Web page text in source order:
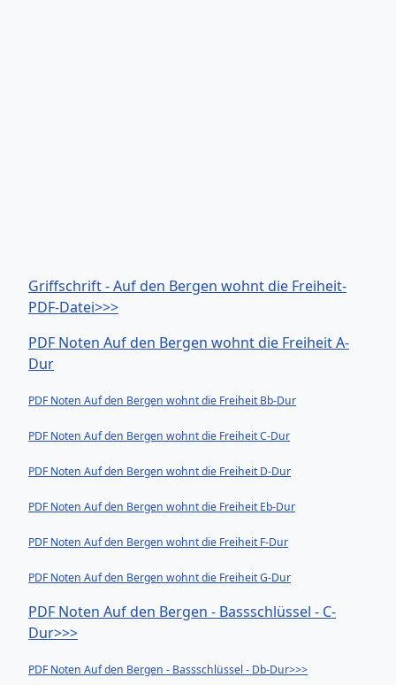
Griffschrift - Auf den Bergen wohnt die Freiheit-
PDF-Datei>>>
PDF Noten Auf den Bergen wohnt die Freiheit A-
Dur
PDF Noten Auf den Bergen wohnt die Freiheit Bb-Dur
PDF Noten Auf den Bergen wohnt die Freiheit C-Dur
PDF Noten Auf den Bergen wohnt die Freiheit D-Dur
PDF Noten Auf den Bergen wohnt die Freiheit Eb-Dur
PDF Noten Auf den Bergen wohnt die Freiheit F-Dur
PDF Noten Auf den Bergen wohnt die Freiheit G-Dur
PDF Noten Auf den Bergen - Bassschlüssel - C-
Dur>>>
PDF Noten Auf den Bergen - Bassschlüssel - Db-Dur>>>